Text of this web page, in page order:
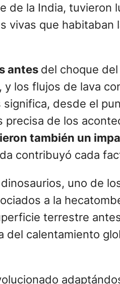
de la India, tuvieron
vivas que habitaban
antes del choque
los flujos de lava
desde el
de los
también un
contribuyó cada
uno de
a la
terrestre
del calentamiento